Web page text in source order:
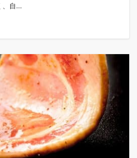
、自...